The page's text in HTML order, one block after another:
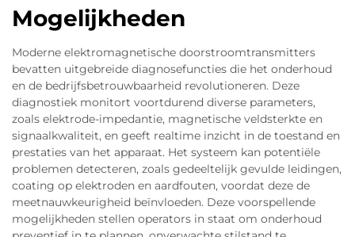
Mogelijkheden
Moderne elektromagnetische doorstroomtransmitters
bevatten uitgebreide diagnosefuncties die het onderhoud
en de bedrijfsbetrouwbaarheid revolutioneren. Deze
diagnostiek monitort voortdurend diverse parameters,
zoals elektrode-impedantie, magnetische veldsterkte en
signaalkwaliteit, en geeft realtime inzicht in de toestand en
prestaties van het apparaat. Het systeem kan potentiële
problemen detecteren, zoals gedeeltelijk gevulde leidingen,
coating op elektroden en aardfouten, voordat deze de
meetnauwkeurigheid beïnvloeden. Deze voorspellende
mogelijkheden stellen operators in staat om onderhoud